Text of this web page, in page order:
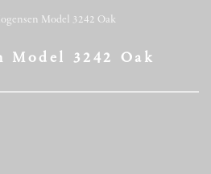
Model 3242 Oak
Model 3242 Oak